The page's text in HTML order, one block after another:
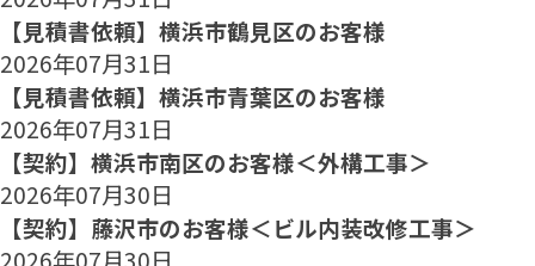
【見積書依頼】横浜市鶴見区のお客様
2026年07月31日
【見積書依頼】横浜市青葉区のお客様
2026年07月31日
【契約】横浜市南区のお客様＜外構工事＞
2026年07月30日
【契約】藤沢市のお客様＜ビル内装改修工事＞